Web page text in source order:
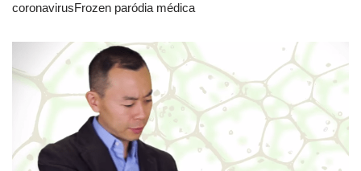
coronavirusFrozen paródia médica